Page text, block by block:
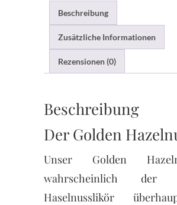
Beschreibung
Zusätzliche Informationen
Rezensionen (0)
Beschreibung
Der Golden
Unser Golden
wahrscheinlich der
Haselnusslikör